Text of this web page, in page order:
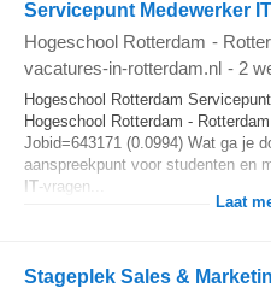
Servicepunt Medewerker IT
Hogeschool Rotterdam -
vacatures-in-rotterdam.nl - 2
Hogeschool Rotterdam
Hogeschool Rotterdam -
Jobid=643171 (0.0994) Wat ga je
aanspreekpunt voor studenten en
IT‑vragen...
Laat
Stageplek Sales &